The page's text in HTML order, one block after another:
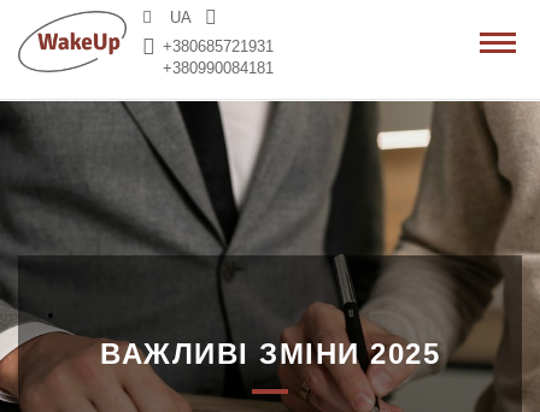
UA
+380685721931
+380990084181
ВАЖЛИВІ ЗМІНИ 2025